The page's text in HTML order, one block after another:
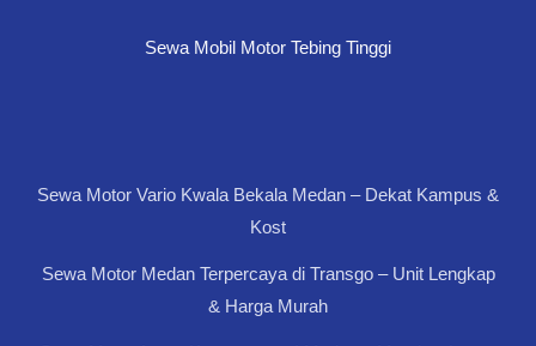
Sewa Mobil Motor Tebing Tinggi
Sewa Motor Vario Kwala Bekala Medan – Dekat Kampus &
Kost
Sewa Motor Medan Terpercaya di Transgo – Unit Lengkap
& Harga Murah